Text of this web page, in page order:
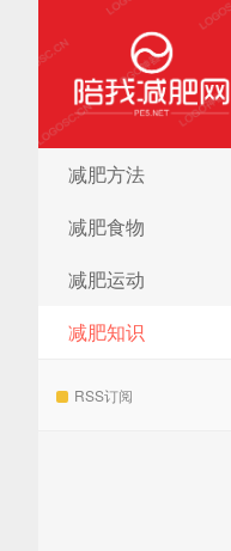
陪我减肥网
减肥方法
减肥食物
减肥运动
减肥知识
RSS订阅